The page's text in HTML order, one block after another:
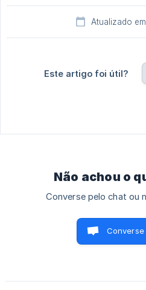
Atualizado
Este artigo foi útil?
Não achou o
Converse pelo chat ou